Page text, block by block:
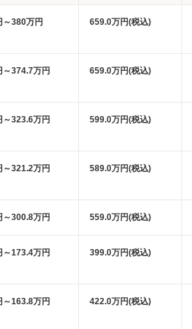
380万円 659.0万円(税込)
374.7万円 659.0万円(税込)
323.6万円 599.0万円(税込)
321.2万円 589.0万円(税込)
300.8万円 559.0万円(税込)
173.4万円 399.0万円(税込)
163.8万円 422.0万円(税込)